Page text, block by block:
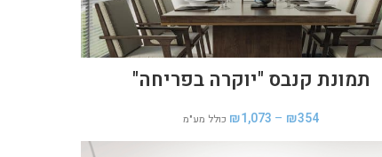
תמונת קנבס "יוקרה בפריחה"
₪354
–
₪1,073 כולל מע"מ